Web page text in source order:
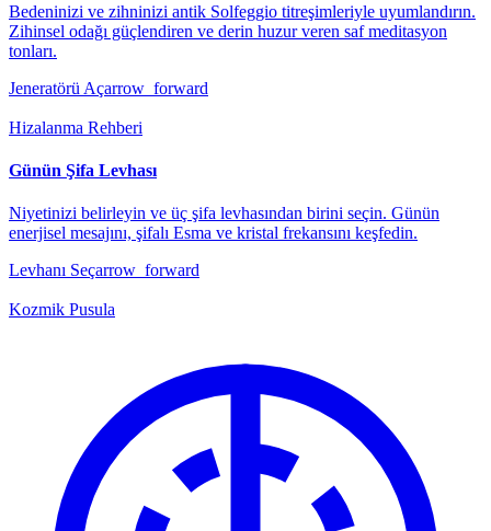
Bedeninizi ve zihninizi antik Solfeggio titreşimleriyle uyumlandırın.
Zihinsel odağı güçlendiren ve derin huzur veren saf meditasyon
tonları.
Jeneratörü Açarrow_forward
Hizalanma Rehberi
Günün Şifa Levhası
Niyetinizi belirleyin ve üç şifa levhasından birini seçin. Günün
enerjisel mesajını, şifalı Esma ve kristal frekansını keşfedin.
Levhanı Seçarrow_forward
Kozmik Pusula